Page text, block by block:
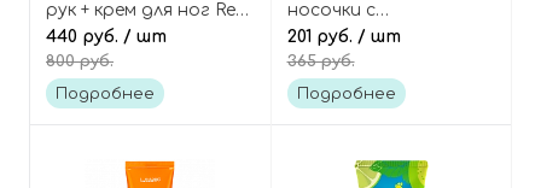
рук + крем для ног Real
moisture hand & foot
cream set
440 руб. / шт
800 руб.
Подробнее
носочки с
фруктовыми
кислотами Witch piggy
hell-pore turtle's foot
201 руб. / шт
365 руб.
Подробнее